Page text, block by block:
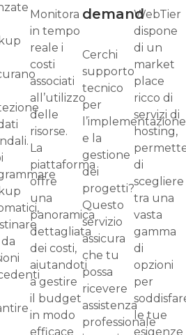
Monitora
in tempo
reale i
costi
associati
all’utilizzo
delle
risorse.
La
piattaforma
offre
una
panoramica
dettagliata
dei costi,
aiutandoti
a gestire
il budget
in modo
efficace
demand
Cerchi
supporto
tecnico
per
l’implementazione
e la
gestione
dei
progetti?
Questo
servizio
assicura
che tu
possa
ricevere
assistenza
professionale
WebTier
dispone
di un
market
place
ricco di
servizi di
hosting,
di
scegliere
tra una
vasta
gamma
di
opzioni
per
le tue
esigenze